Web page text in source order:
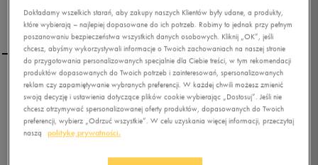
CONFRONT CZAPKA
ZIMOWA LOGAN NAVY
705
Dokładamy wszelkich starań, aby zakupy naszych Klientów były udane, a produkty,
które wybierają – najlepiej dopasowane do ich potrzeb. Robimy to jednak przy pełnym
poszanowaniu bezpieczeństwa wszystkich danych osobowych. Kliknij „OK”, jeśli
chcesz, abyśmy wykorzystywali informacje o Twoich zachowaniach na naszej stronie
do przygotowania personalizowanych specjalnie dla Ciebie treści, w tym rekomendacji
produktów dopasowanych do Twoich potrzeb i zainteresowań, spersonalizowanych
reklam czy zapamiętywanie wybranych preferencji. W każdej chwili możesz zmienić
swoją decyzję i ustawienia dotyczące plików cookie wybierając „Dostosuj”. Jeśli nie
chcesz otrzymywać spersonalizowanej oferty produktów, dopasowanych do Twoich
preferencji, wybierz „Odrzuć wszystkie”. W celu uzyskania więcej informacji, przeczytaj
naszą
politykę prywatności.